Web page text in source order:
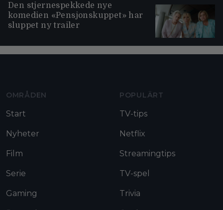
Den stjernespekkede nye
komedien «Pensjonskuppet» har
sluppet ny trailer
OMRÅDEN
Start
Nyheter
Film
Serie
Gaming
POPULÄRT
TV-tips
Netflix
Streamingtips
TV-spel
Trivia